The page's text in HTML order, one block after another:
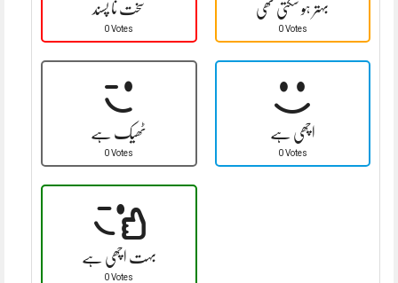
سخت نا پسند
0 Votes
بہتر ہو سکتی تھی
0 Votes
ٹھیک ہے
0 Votes
اچھی ہے
0 Votes
بہت اچھی ہے
0 Votes